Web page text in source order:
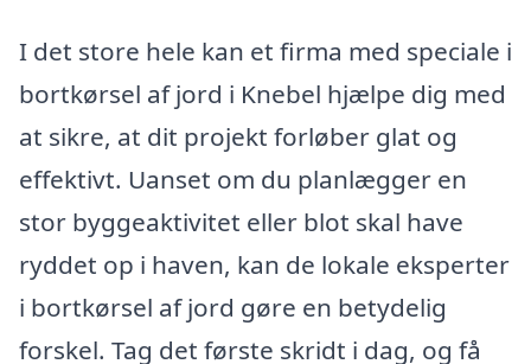
I det store hele kan et firma med speciale i
bortkørsel af jord i Knebel hjælpe dig med
at sikre, at dit projekt forløber glat og
effektivt. Uanset om du planlægger en
stor byggeaktivitet eller blot skal have
ryddet op i haven, kan de lokale eksperter
i bortkørsel af jord gøre en betydelig
forskel. Tag det første skridt i dag, og få